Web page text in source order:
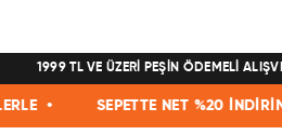
1999 TL VE ÜZERİ PEŞİN ÖDEMELİ
• SEPETTE NET %20 İNDİRİM